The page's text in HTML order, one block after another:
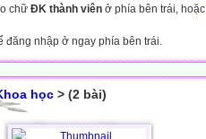
chữ ĐK thành viên ở phía bên trái, hoặc
đăng nhập ở ngay phía bên trái.
học > (2 bài)